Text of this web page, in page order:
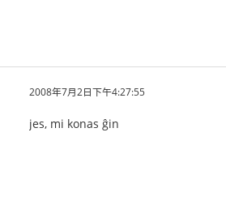
2008年7月2日下午4:27:55
jes, mi konas ĝin